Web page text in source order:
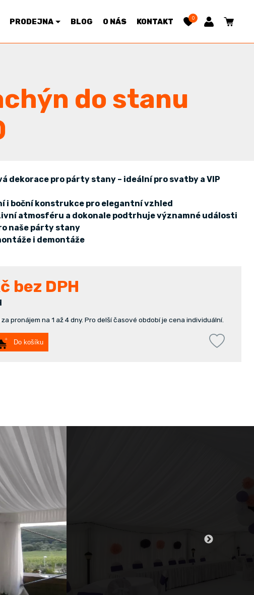
PRODEJNA BLOG O NÁS KONTAKT 0
do stanu
dekorace pro párty stany – ideální pro svatby a VIP
i boční konstrukce pro elegantní vzhled
atmosféru a dokonale podtrhuje významné události
naše párty stany
i demontáže
bez DPH
pronájem na 1 až 4 dny. Pro delší časové období je cena individuální.
Do košíku